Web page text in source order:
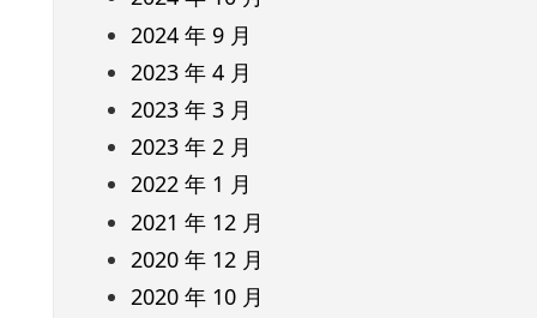
2024 年 9 月
2023 年 4 月
2023 年 3 月
2023 年 2 月
2022 年 1 月
2021 年 12 月
2020 年 12 月
2020 年 10 月